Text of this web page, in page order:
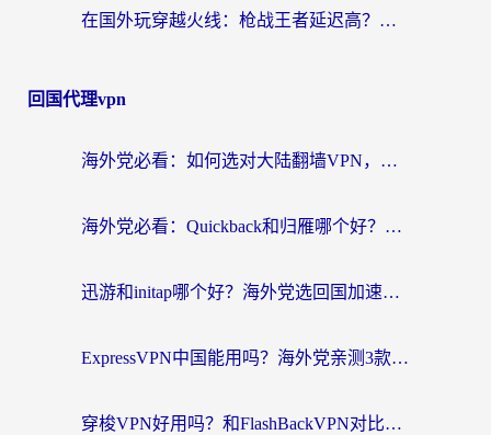
在国外玩穿越火线：枪战王者延迟高？这份海外玩家终极指南帮你解决卡顿烦恼
回国代理vpn
海外党必看：如何选对大陆翻墙VPN，实现国内资源无缝访问？
海外党必看：Quickback和归雁哪个好？附3组加速器对比+番茄加速器实测体验
迅游和initap哪个好？海外党选回国加速器必看的真实体验对比+避坑指南
ExpressVPN中国能用吗？海外党亲测3款热门回国加速器，教你避开破解VPN坑
穿梭VPN好用吗？和FlashBackVPN对比哪个回国效果更好？海外党亲测3款加速器+避坑指南